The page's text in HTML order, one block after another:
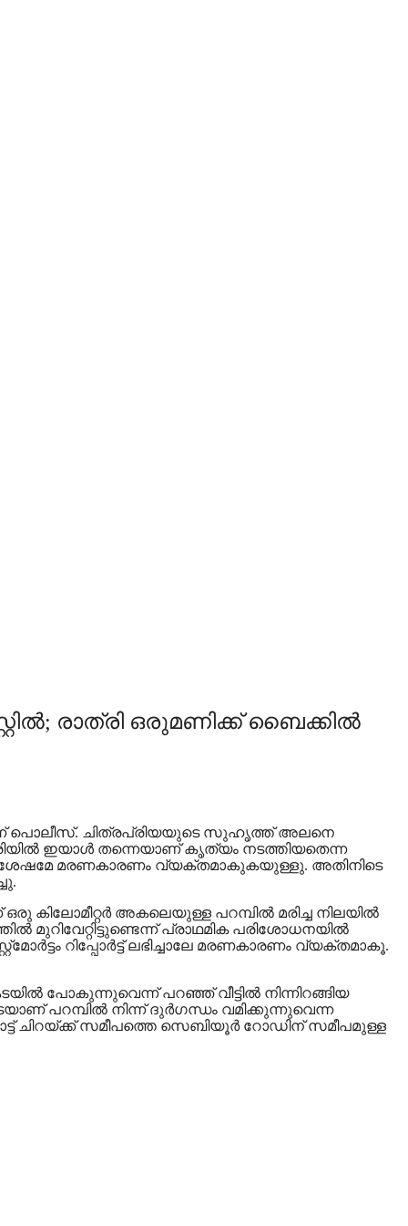
രാത്രി ഒരുമണിക്ക് ബൈക്കില്‍
പൊലീസ്. ചിത്രപ്രിയയുടെ സുഹൃത്ത് അലനെ
ഇയാള്‍ തന്നെയാണ് കൃത്യം നടത്തിയതെന്ന
ശേഷമേ മരണകാരണം വ്യക്തമാകുകയുള്ളു. അതിനിടെ
കിലോമീറ്റര്‍ അകലെയുള്ള പറമ്പില്‍ മരിച്ച നിലയില്‍
മുറിവേറ്റിട്ടുണ്ടെന്ന് പ്രാഥമിക പരിശോധനയില്‍
റിപ്പോര്‍ട്ട് ലഭിച്ചാലേ മരണകാരണം വ്യക്തമാകൂ.
പോകുന്നുവെന്ന് പറഞ്ഞ് വീട്ടില്‍ നിന്നിറങ്ങിയ
പറമ്പില്‍ നിന്ന് ദുര്‍ഗന്ധം വമിക്കുന്നുവെന്ന
ചിറയ്ക്ക് സമീപത്തെ സെബിയൂര്‍ റോഡിന് സമീപമുള്ള